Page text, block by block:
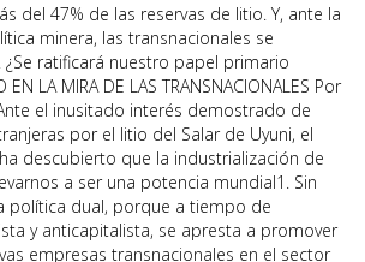
del 47% de las reservas de litio. Y, ante la
minera, las transnacionales se
ratificará nuestro papel primario
LA MIRA DE LAS TRANSNACIONALES Por
el inusitado interés demostrado de
por el litio del Salar de Uyuni, el
descubierto que la industrialización de
a ser una potencia mundial1. Sin
política dual, porque a tiempo de
y anticapitalista, se apresta a promover
empresas transnacionales en el sector